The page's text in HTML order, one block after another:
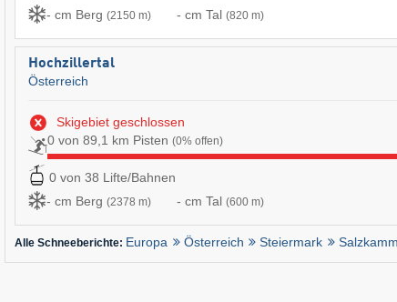
- cm Berg (2150 m) - cm Tal (820 m)
Hochzillertal
Österreich
Skigebiet geschlossen
0 von 89,1 km Pisten (0% offen)
0 von 38 Lifte/Bahnen
- cm Berg (2378 m) - cm Tal (600 m)
Alle Schneeberichte: Europa Österreich Steiermark